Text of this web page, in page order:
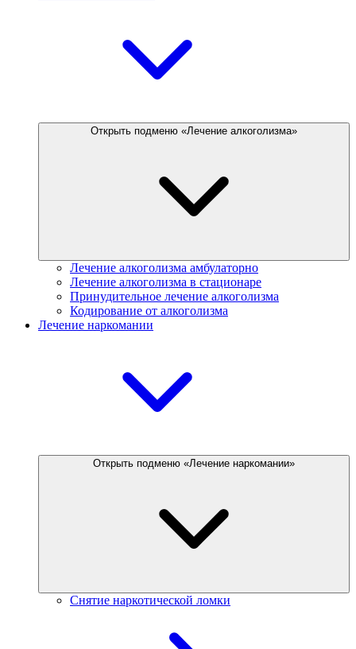
Открыть подменю «Лечение алкоголизма»
Лечение алкоголизма амбулаторно
Лечение алкоголизма в стационаре
Принудительное лечение алкоголизма
Кодирование от алкоголизма
Лечение наркомании
Открыть подменю «Лечение наркомании»
Снятие наркотической ломки